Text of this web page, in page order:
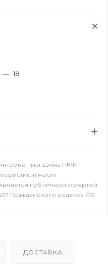
— 18
магазина ПКФ-
носит
публичной офертой
Гражданского кодекса РФ.
ДОСТАВКА